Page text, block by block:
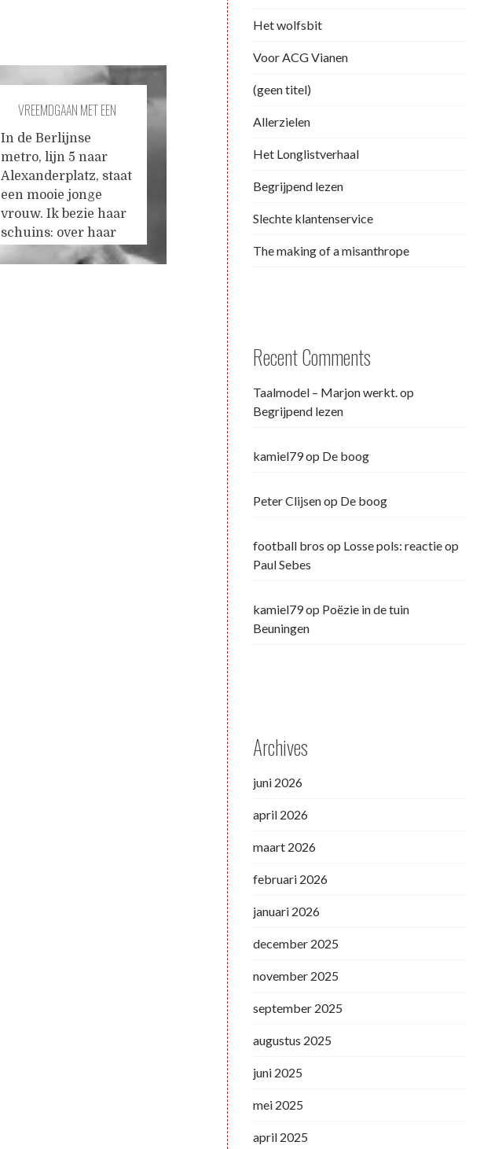
VREEMDGAAN MET EEN
IDEOLOGIE
In de Berlijnse
metro, lijn 5 naar
Alexanderplatz, staat
een mooie jonge
vrouw. Ik bezie haar
schuins: over haar
Het wolfsbit
Voor ACG Vianen
(geen titel)
Allerzielen
Het Longlistverhaal
Begrijpend lezen
Slechte klantenservice
The making of a misanthrope
Recent Comments
Taalmodel – Marjon werkt.op
Begrijpend lezen
kamiel79op De boog
Peter Clijsenop De boog
football bros op Losse pols: reactie op
Paul Sebes
kamiel79op Poëzie in de tuin
Beuningen
Archives
juni 2026
april 2026
maart 2026
februari 2026
januari 2026
december 2025
november 2025
september 2025
augustus 2025
juni 2025
mei 2025
april 2025